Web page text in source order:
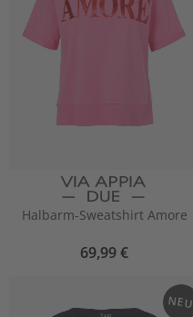
Halbarm-Sweatshirt Amore
69,99 €
NEU